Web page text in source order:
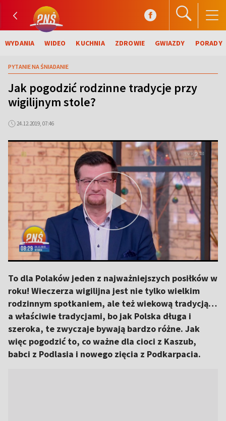
WYDANIA WIDEO KUCHNIA ZDROWIE GWIAZDY PORADY
PYTANIE NA ŚNIADANIE
Jak pogodzić rodzinne tradycje przy
wigilijnym stole?
24.12.2019, 07:46
To dla Polaków jeden z najważniejszych posiłków w
roku! Wieczerza wigilijna jest nie tylko wielkim
rodzinnym spotkaniem, ale też wiekową tradycją…
a właściwie tradycjami, bo jak Polska długa i
szeroka, te zwyczaje bywają bardzo różne. Jak
więc pogodzić to, co ważne dla cioci z Kaszub,
babci z Podlasia i nowego zięcia z Podkarpacia.